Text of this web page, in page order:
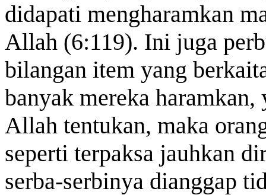
didapati mengharamkan
Allah (6:119). Ini juga
bilangan item yang
banyak mereka
Allah tentukan, maka
seperti terpaksa jauhkan
serba-serbinya dianggap